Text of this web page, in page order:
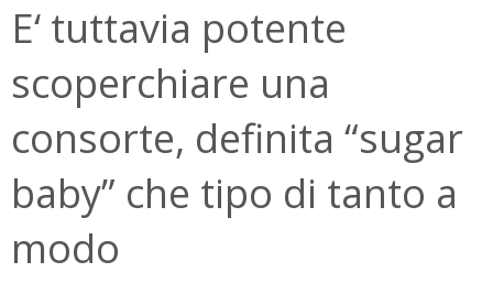
E‘ tuttavia potente
scoperchiare una
consorte, definita “sugar
baby” che tipo di tanto a
modo